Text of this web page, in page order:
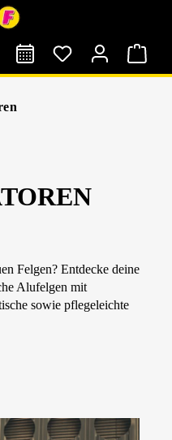
Felgen? Entdecke deine
Alufelgen mit
sowie pflegeleichte